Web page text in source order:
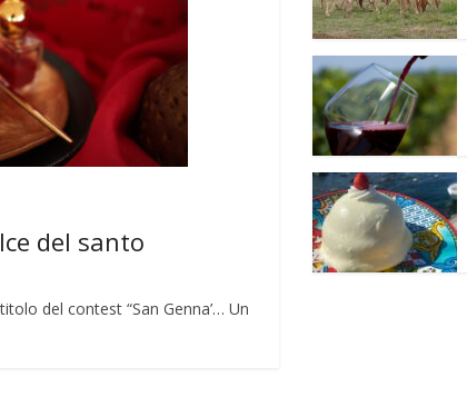
del santo
del contest “San Genna’… Un